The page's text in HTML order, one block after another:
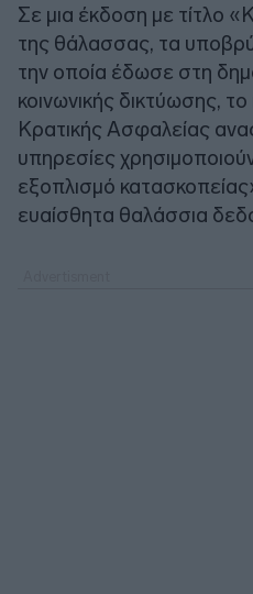
Σε μια έκδοση με τίτλο
της θάλασσας, τα
την οποία έδωσε στη
κοινωνικής δικτύωσης, το
Κρατικής Ασφαλείας
υπηρεσίες
εξοπλισμό
ευαίσθητα θαλάσσια